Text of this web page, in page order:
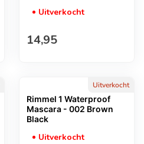
Uitverkocht
Normale prijs
14,95
Uitverkocht
Rimmel 1 Waterproof
Mascara - 002 Brown
Black
Uitverkocht